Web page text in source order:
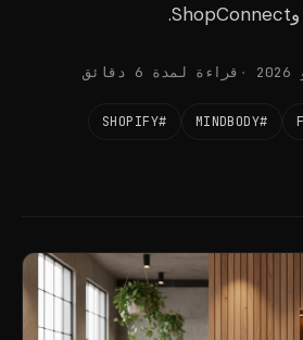
قراءة لمدة 6 دقائق
#MINDBODY
#SHOPIFY